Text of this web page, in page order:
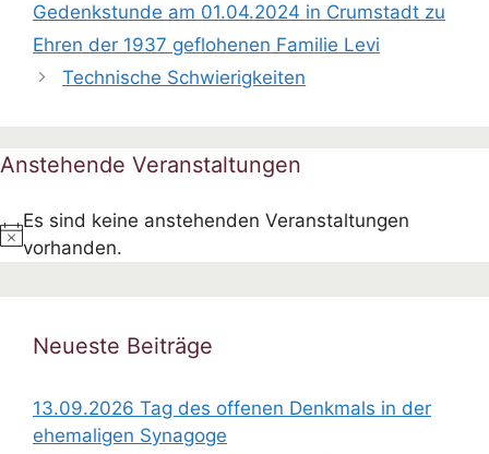
Gedenkstunde am 01.04.2024 in Crumstadt zu
Ehren der 1937 geflohenen Familie Levi
Technische Schwierigkeiten
Anstehende Veranstaltungen
H
n
Es sind keine anstehenden Veranstaltungen
vorhanden.
Neueste Beiträge
13.09.2026 Tag des offenen Denkmals in der
ehemaligen Synagoge